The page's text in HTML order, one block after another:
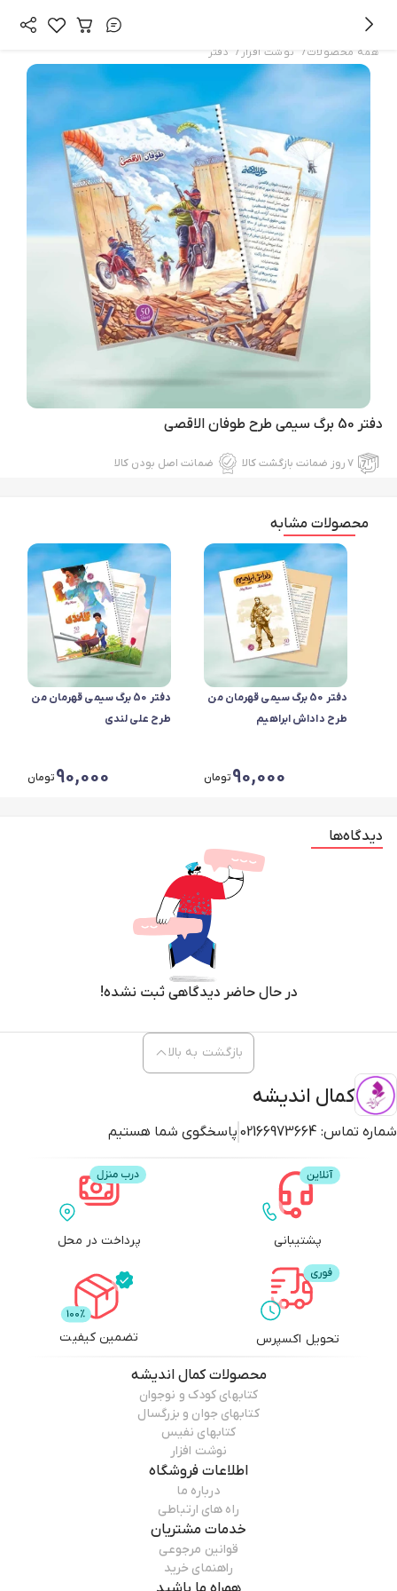
همه محصولات/ نوشت افزار / دفتر
دفتر 50 برگ سیمی طرح طوفان الاقصی
۷ روز ضمانت بازگشت کالا ضمانت اصل بودن کالا
محصولات مشابه
دفتر 50 برگ سیمی قهرمان من
طرح داداش ابراهیم
90,000تومان
دفتر 50 برگ سیمی قهرمان من
طرح علی لندی
90,000تومان
دیدگاه‌ها
در حال حاضر دیدگاهی ثبت نشده!
کمال اندیشه
شماره تماس: 02166973664 پاسخگوی شما هستیم
بازگشت به بالا
پشتیبانی پرداخت در محل
تحویل اکسپرس تضمین کیفیت
محصولاتکمال اندیشه
کتابهای کودک و نوجوان
کتابهای جوان و بزرگسال
کتابهای نفیس
نوشت افزار
اطلاعات فروشگاه
درباره ما
راه های ارتباطی
خدمات مشتریان
قوانین مرجوعی
راهنمای خرید